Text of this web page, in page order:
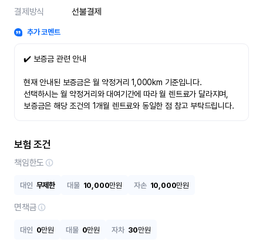
결제방식
선불결제
추가 코멘트
✔️ 보증금 관련 안내
현재 안내된 보증금은 월 약정거리 1,000km 기준입니다.
선택하시는 월 약정거리와 대여기간에 따라 월 렌트료가 달라지며,
보증금은 해당 조건의 1개월 렌트료와 동일한 점 참고 부탁드립니다.
보험 조건
책임한도
대인 무제한 대물 10,000만원 자손 10,000만원
면책금
대인 0만원 대물 0만원 자차 30만원